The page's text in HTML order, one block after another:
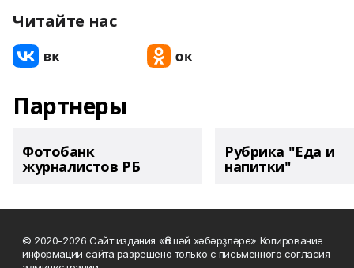
Читайте нас
Партнеры
Фотобанк
журналистов РБ
Рубрика "Еда и
напитки"
© 2020-2026 Сайт издания «Әлшәй хәбәрҙләре» Копирование
информации сайта разрешено только с письменного согласия